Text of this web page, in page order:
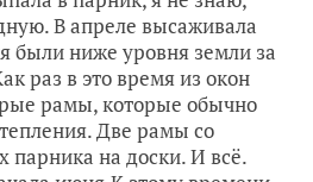
В апреле высаживала
были ниже уровня земли за
раз в это время из окон
рамы, которые обычно
Две рамы со
парника на доски. И всё.